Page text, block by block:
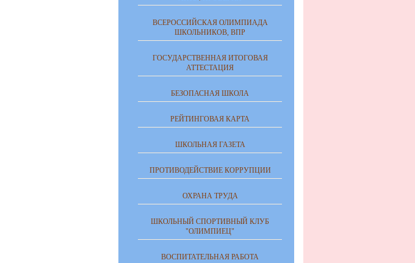
ВСЕРОССИЙСКАЯ ОЛИМПИАДА
ШКОЛЬНИКОВ, ВПР
ГОСУДАРСТВЕННАЯ ИТОГОВАЯ
АТТЕСТАЦИЯ
БЕЗОПАСНАЯ ШКОЛА
РЕЙТИНГОВАЯ КАРТА
ШКОЛЬНАЯ ГАЗЕТА
ПРОТИВОДЕЙСТВИЕ КОРРУПЦИИ
ОХРАНА ТРУДА
ШКОЛЬНЫЙ СПОРТИВНЫЙ КЛУБ
"ОЛИМПИЕЦ"
ВОСПИТАТЕЛЬНАЯ РАБОТА